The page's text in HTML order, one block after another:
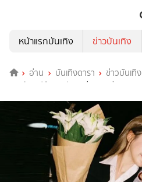
หน้าแรกบันเทิง
ข่าวบันเทิง
อ่าน บันเทิงดารา ข่าวบันเทิง
จบแล้ว “ฟิล์ม ธนภัทร” ร่วมยินดี